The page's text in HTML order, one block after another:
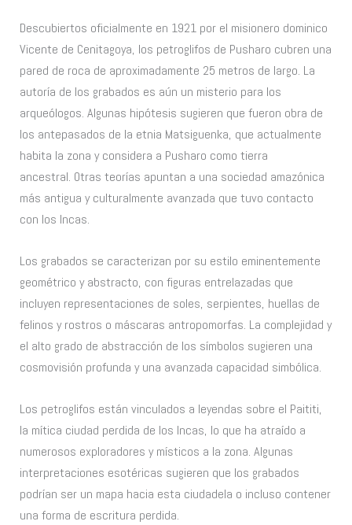
Descubiertos oficialmente en 1921 por el misionero dominico
Vicente de Cenitagoya, los petroglifos de Pusharo cubren una
pared de roca de aproximadamente 25 metros de largo. La
autoría de los grabados es aún un misterio para los
arqueólogos. Algunas hipótesis sugieren que fueron obra de
los antepasados de la etnia Matsiguenka, que actualmente
habita la zona y considera a Pusharo como tierra
ancestral. Otras teorías apuntan a una sociedad amazónica
más antigua y culturalmente avanzada que tuvo contacto
con los Incas.
Los grabados se caracterizan por su estilo eminentemente
geométrico y abstracto, con figuras entrelazadas que
incluyen representaciones de soles, serpientes, huellas de
felinos y rostros o máscaras antropomorfas. La complejidad y
el alto grado de abstracción de los símbolos sugieren una
cosmovisión profunda y una avanzada capacidad simbólica.
Los petroglifos están vinculados a leyendas sobre el Paititi,
la mítica ciudad perdida de los Incas, lo que ha atraído a
numerosos exploradores y místicos a la zona. Algunas
interpretaciones esotéricas sugieren que los grabados
podrían ser un mapa hacia esta ciudadela o incluso contener
una forma de escritura perdida.